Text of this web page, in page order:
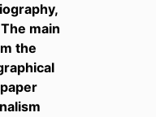
main
the